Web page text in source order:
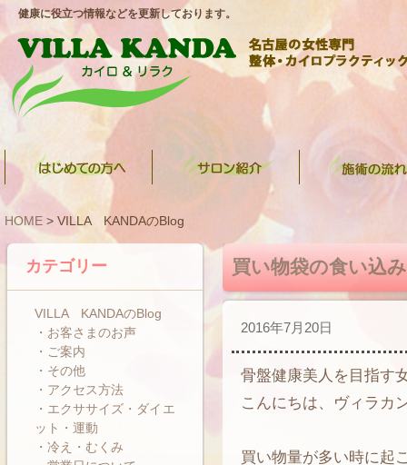
健康に役立つ情報などを更新しております。
HOME > VILLA KANDAのBlog
カテゴリー
VILLA KANDAのBlog
・お客さまのお声
・ご案内
・その他
・アクセス方法
・エクササイズ・ダイエ
ット・運動
・冷え・むくみ
買い物袋の食い込
2016年7月20日
骨盤健康美人を目指す
こんにちは、ヴィラカ
買い物量が多い時に起